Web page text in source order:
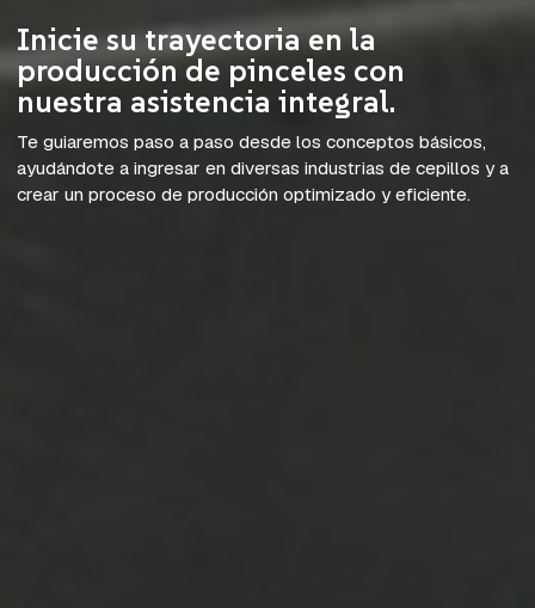
Inicie su trayectoria en la
producción de pinceles con
nuestra asistencia integral.
Te guiaremos paso a paso desde los conceptos básicos,
ayudándote a ingresar en diversas industrias de cepillos y a
crear un proceso de producción optimizado y eficiente.